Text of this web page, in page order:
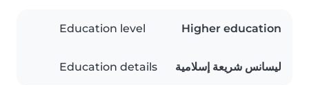
Education level Higher education
Education details ليسانس شريعة إسلامية